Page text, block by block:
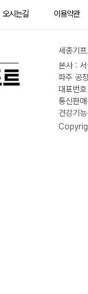
오시는길 이용약관
세종기
본사 :
파주 공
대표번
통신판
건강기